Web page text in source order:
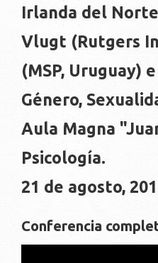
Irlanda del
Vlugt (Rutgers
(MSP, Uruguay)
Género,
Aula Magna
Psicología.
21 de agosto,
Conferencia